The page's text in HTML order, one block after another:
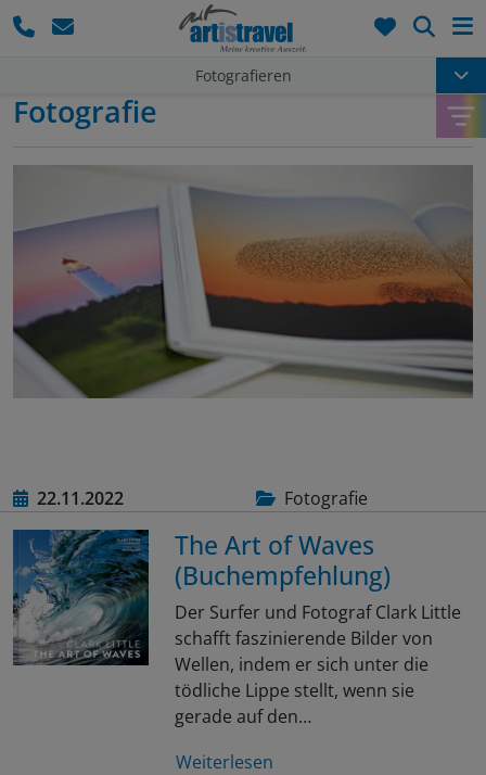
Fotografieren
Fotografie
22.11.2022 Fotografie
The Art of Waves
(Buchempfehlung)
Der Surfer und Fotograf Clark Little
schafft faszinierende Bilder von
Wellen, indem er sich unter die
tödliche Lippe stellt, wenn sie
gerade auf den…
Weiterlesen